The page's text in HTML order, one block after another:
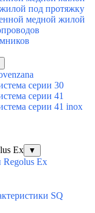
под протяжку
медной жилой
серии 30
серии 41
серии 41 inox
Ex
▼
Regolus Ex
SQ